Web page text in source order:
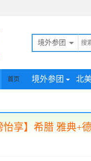
境外参团
首页 境外参团 北
怡享】希腊 雅典+